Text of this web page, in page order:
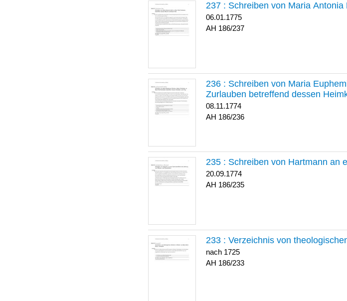
237 : Schreiben von Maria
06.01.1775
186/237
236 : Schreiben von Maria
Zurlauben betreffend dessen
08.11.1774
186/236
235 : Schreiben von Hartmann an
20.09.1774
186/235
233 : Verzeichnis von
nach 1725
186/233